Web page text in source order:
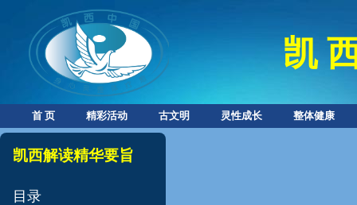
凯
首 页 精彩活动 古文明 灵性成长 整体健康
凯西解读精华要旨
目录